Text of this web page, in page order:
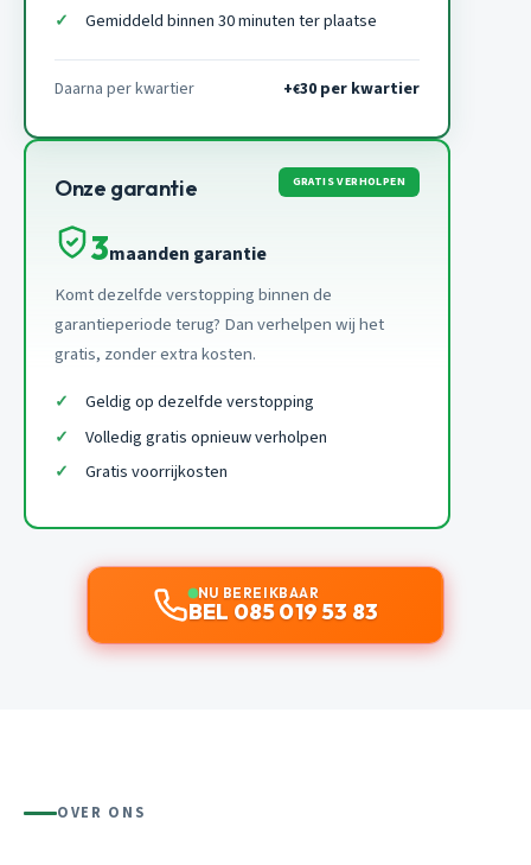
Gemiddeld binnen 30 minuten ter plaatse
Daarna per kwartier +€30 per kwartier
Onze garantie GRATIS VERHOLPEN
3maanden garantie
Komt dezelfde verstopping binnen de
garantieperiode terug? Dan verhelpen wij het
gratis, zonder extra kosten.
Geldig op dezelfde verstopping
Volledig gratis opnieuw verholpen
Gratis voorrijkosten
NU BEREIKBAAR
BEL 085 019 53 83
OVER ONS